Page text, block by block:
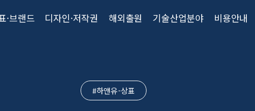
·브랜드 디자인·저작권 해외출원 기술산업분야 비용안내
#하앤유-상표